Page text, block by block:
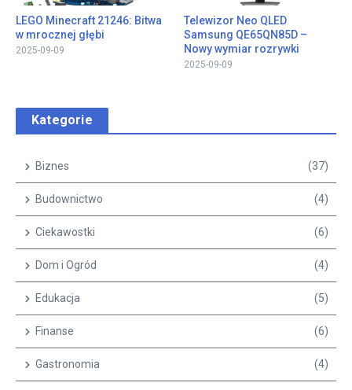
LEGO Minecraft 21246: Bitwa
w mrocznej głębi
2025-09-09
Telewizor Neo QLED
Samsung QE65QN85D –
Nowy wymiar rozrywki
2025-09-09
Kategorie
Biznes (37)
Budownictwo (4)
Ciekawostki (6)
Dom i Ogród (4)
Edukacja (5)
Finanse (6)
Gastronomia (4)